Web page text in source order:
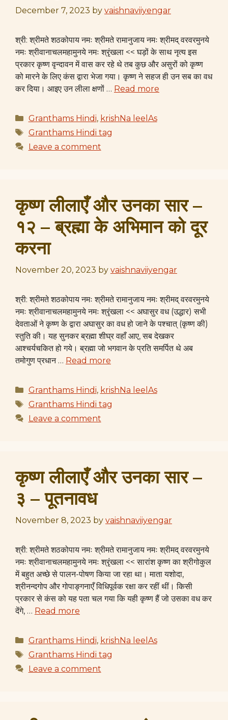
December 7, 2023 by vaishnaviiyengar
श्री: श्रीमते शठकोपाय नमः श्रीमते रामानुजाय नमः श्रीमद् वरवरमुनये
नमः श्रीवानाचलमहामुनये नमः श्रृंखला << घड़ों के साथ नृत्य इस
प्रकार कृष्ण वृन्दावन में वास कर रहे थे तब कुछ और असुरों को कृष्ण
को मारने के लिए कंस द्वारा भेजा गया। कृष्ण ने सहज ही उन सब का वध
कर दिया। आइए उन लीला क्षणों … Read more
Categories
Granthams Hindi, krishNa leelAs
Tags
Granthams Hindi tag
Leave a comment
कृष्ण लीलाएँ और उनका सार –
१२ – ब्रह्मा के अभिमान को दूर
करना
November 20, 2023 by vaishnaviiyengar
श्री: श्रीमते शठकोपाय नमः श्रीमते रामानुजाय नमः श्रीमद् वरवरमुनये
नमः श्रीवानाचलमहामुनये नमः श्रृंखला << अघासुर वध (उद्धार) सभी
देवताओं ने कृष्ण के द्वारा अघासुर का वध हो जाने के पश्चात् (कृष्ण की)
स्तुति की। यह सुनकर ब्रह्मा शीघ्र वहाँ आए, सब देखकर
आश्चर्यचकित हो गये। ब्रह्मा जो भगवान के प्रति समर्पित थे अब
तमोगुण प्रधान … Read more
Categories
Granthams Hindi, krishNa leelAs
Tags
Granthams Hindi tag
Leave a comment
कृष्ण लीलाएँ और उनका सार –
३ – पूतनावध
November 8, 2023 by vaishnaviiyengar
श्री: श्रीमते शठकोपाय नमः श्रीमते रामानुजाय नमः श्रीमद् वरवरमुनये
नमः श्रीवानाचलमहामुनये नमः श्रृंखला << सारांश कृष्ण का श्रीगोकुल
में बहुत अच्छे से पालन-पोषण किया जा रहा था। माता यशोदा,
श्रीनन्दगोप और गोपाङ्गनाएँ विधिपूर्वक रक्षा कर रहीं थीं। किसी
प्रकार से कंस को यह पता चल गया कि यही कृष्ण हैं जो उसका वध कर
देंगे, … Read more
Categories
Granthams Hindi, krishNa leelAs
Tags
Granthams Hindi tag
Leave a comment